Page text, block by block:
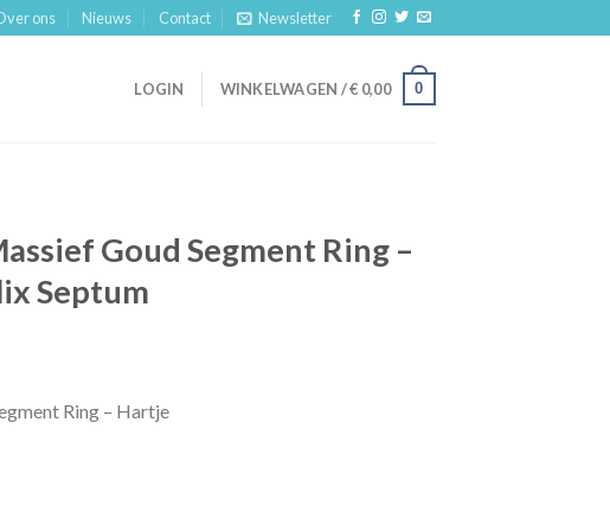
ons Nieuws Contact Newsletter
LOGIN WINKELWAGEN /€ 0,00 0
Goud Segment Ring –
Septum
Ring – Hartje